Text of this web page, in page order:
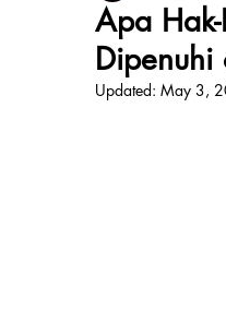
Apa
Dipenuhi
Updated: May 3,